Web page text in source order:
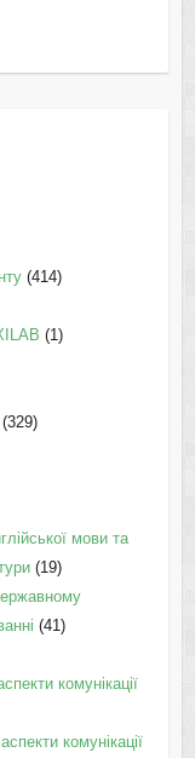
(414)
(1)
мови та
(19)
(41)
комунікації
комунікації